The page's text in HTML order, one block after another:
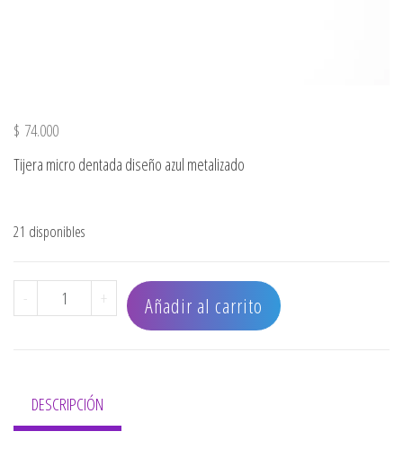
$ 74.000
Tijera micro dentada diseño azul metalizado
21 disponibles
- TIJERA MICRODENTADA 6 AZUL METALIZADO cantidad
+ Añadir al carrito
DESCRIPCIÓN